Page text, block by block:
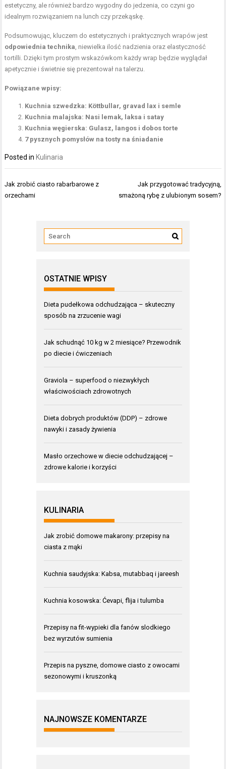
estetyczny, ale również bardzo wygodny do jedzenia, co czyni go
idealnym rozwiązaniem na lunch czy przekąskę.
Podsumowując, kluczem do estetycznych i praktycznych wrapów jest
odpowiednia technika, niewielka ilość nadzienia oraz elastyczność
tortilli. Dzięki tym prostym wskazówkom każdy wrap będzie wyglądał
apetycznie i świetnie się prezentował na talerzu.
Powiązane wpisy:
Kuchnia szwedzka: Köttbullar, gravad lax i semle
Kuchnia malajska: Nasi lemak, laksa i satay
Kuchnia węgierska: Gulasz, langos i dobos torte
7 pysznych pomysłów na tosty na śniadanie
Posted in Kulinaria
Nawigacja
wpisu
Jak zrobić ciasto rabarbarowe z
orzechami
Jak przygotować tradycyjną,
smażoną rybę z ulubionym sosem?
OSTATNIE WPISY
Dieta pudełkowa odchudzająca – skuteczny
sposób na zrzucenie wagi
Jak schudnąć 10 kg w 2 miesiące? Przewodnik
po diecie i ćwiczeniach
Graviola – superfood o niezwykłych
właściwościach zdrowotnych
Dieta dobrych produktów (DDP) – zdrowe
nawyki i zasady żywienia
Masło orzechowe w diecie odchudzającej –
zdrowe kalorie i korzyści
KULINARIA
Jak zrobić domowe makarony: przepisy na
ciasta z mąki
Kuchnia saudyjska: Kabsa, mutabbaq i jareesh
Kuchnia kosowska: Ćevapi, flija i tulumba
Przepisy na fit-wypieki dla fanów slodkiego
bez wyrzutów sumienia
Przepis na pyszne, domowe ciasto z owocami
sezonowymi i kruszonką
NAJNOWSZE KOMENTARZE